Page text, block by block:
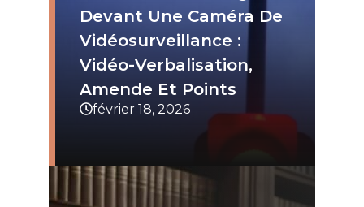
Devant Une Caméra De
Vidéosurveillance :
Vidéo-Verbalisation,
Amende Et Points
février 18, 2026